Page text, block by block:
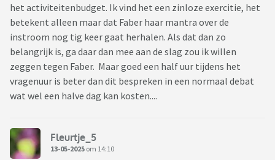
het activiteitenbudget. Ik vind het een zinloze exercitie, het
betekent alleen maar dat Faber haar mantra over de
instroom nog tig keer gaat herhalen. Als dat dan zo
belangrijk is, ga daar dan mee aan de slag zou ik willen
zeggen tegen Faber. Maar goed een half uur tijdens het
vragenuur is beter dan dit bespreken in een normaal debat
wat wel een halve dag kan kosten....
Fleurtje_5
13-05-2025 om 14:10